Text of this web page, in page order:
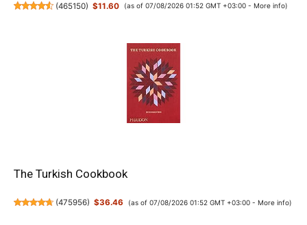
(465150) $11.60 (as of 07/08/2026 01:52 GMT +03:00 - More info)
The Turkish Cookbook
(475956) $36.46 (as of 07/08/2026 01:52 GMT +03:00 - More info)